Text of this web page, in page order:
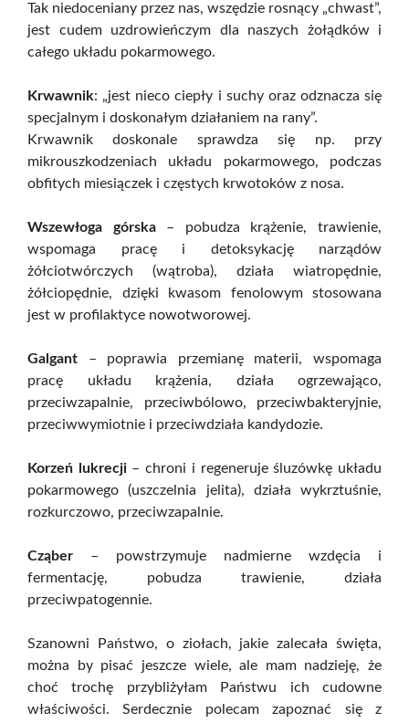
Tak niedoceniany przez nas, wszędzie rosnący „chwast”,
jest cudem uzdrowieńczym dla naszych żołądków i
całego układu pokarmowego.
Krwawnik: „jest nieco ciepły i suchy oraz odznacza się
specjalnym i doskonałym działaniem na rany”.
Krwawnik doskonale sprawdza się np. przy
mikrouszkodzeniach układu pokarmowego, podczas
obfitych miesiączek i częstych krwotoków z nosa.
Wszewłoga górska– pobudza krążenie, trawienie,
wspomaga pracę i detoksykację narządów
żółciotwórczych (wątroba), działa wiatropędnie,
żółciopędnie, dzięki kwasom fenolowym stosowana
jest w profilaktyce nowotworowej.
Galgant – poprawia przemianę materii, wspomaga
pracę układu krążenia, działa ogrzewająco,
przeciwzapalnie, przeciwbólowo, przeciwbakteryjnie,
przeciwwymiotnie i przeciwdziała kandydozie.
Korzeń lukrecji– chroni i regeneruje śluzówkę układu
pokarmowego (uszczelnia jelita), działa wykrztuśnie,
rozkurczowo, przeciwzapalnie.
Cząber – powstrzymuje nadmierne wzdęcia i
fermentację, pobudza trawienie, działa
przeciwpatogennie.
Szanowni Państwo, o ziołach, jakie zalecała święta,
można by pisać jeszcze wiele, ale mam nadzieję, że
choć trochę przybliżyłam Państwu ich cudowne
właściwości. Serdecznie polecam zapoznać się z